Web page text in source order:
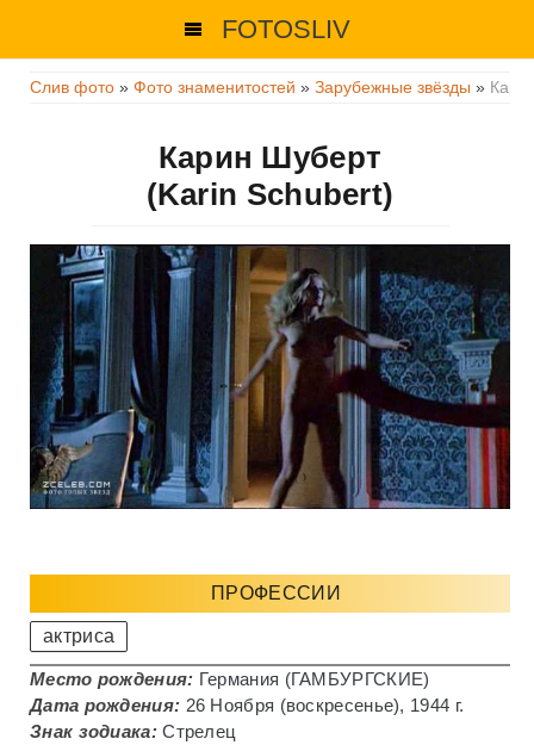
FOTOSLIV
Слив фото » Фото знаменитостей » Зарубежные звёзды »
Карин Шуберт
(Karin Schubert)
ПРОФЕССИИ
актриса
Место рождения: Германия (ГАМБУРГСКИЕ)
Дата рождения: 26 Ноября (воскресенье), 1944 г.
Знак зодиака:Стрелец